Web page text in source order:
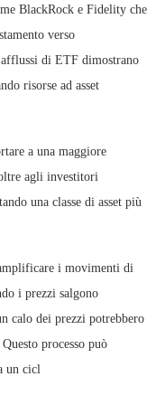
BlackRock e Fidelity che
verso
di ETF dimostrano
risorse ad asset
a una maggiore
agli investitori
una classe di asset più
i movimenti di
i prezzi salgono
calo dei prezzi potrebbero
processo può
un cicl